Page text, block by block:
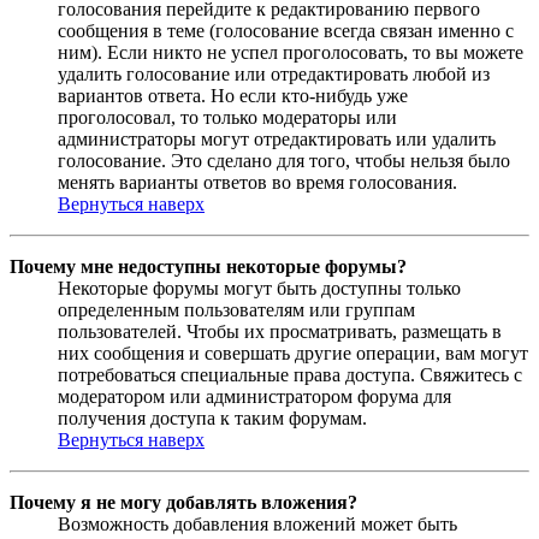
голосования перейдите к редактированию первого
сообщения в теме (голосование всегда связан именно с
ним). Если никто не успел проголосовать, то вы можете
удалить голосование или отредактировать любой из
вариантов ответа. Но если кто-нибудь уже
проголосовал, то только модераторы или
администраторы могут отредактировать или удалить
голосование. Это сделано для того, чтобы нельзя было
менять варианты ответов во время голосования.
Вернуться наверх
Почему мне недоступны некоторые форумы?
Некоторые форумы могут быть доступны только
определенным пользователям или группам
пользователей. Чтобы их просматривать, размещать в
них сообщения и совершать другие операции, вам могут
потребоваться специальные права доступа. Свяжитесь с
модератором или администратором форума для
получения доступа к таким форумам.
Вернуться наверх
Почему я не могу добавлять вложения?
Возможность добавления вложений может быть